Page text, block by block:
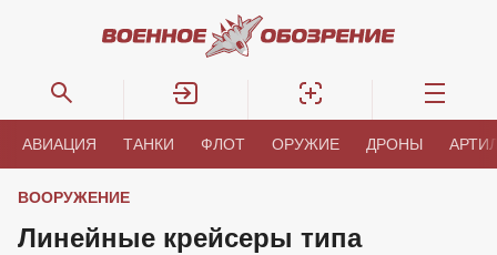
АВИАЦИЯ ТАНКИ ФЛОТ ОРУЖИЕ ДРОНЫ
ВООРУЖЕНИЕ
Линейные крейсеры типа